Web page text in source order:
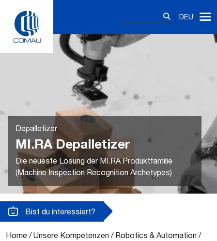
content
DEU
Depalletizer
MI.RA Depalletizer
Die neueste Lösung der MI.RA Produktfamilie
(Machine Inspection Recognition Archetypes)
Bist du interessiert?
Home /Unsere Kompetenzen / Robotics & Automation /